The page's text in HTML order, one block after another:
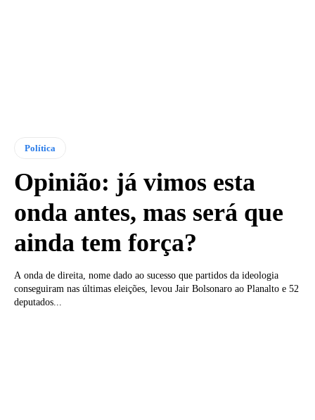
Política
Opinião: já vimos esta
onda antes, mas será que
ainda tem força?
A onda de direita, nome dado ao sucesso que partidos da ideologia
conseguiram nas últimas eleições, levou Jair Bolsonaro ao Planalto e 52
deputados...